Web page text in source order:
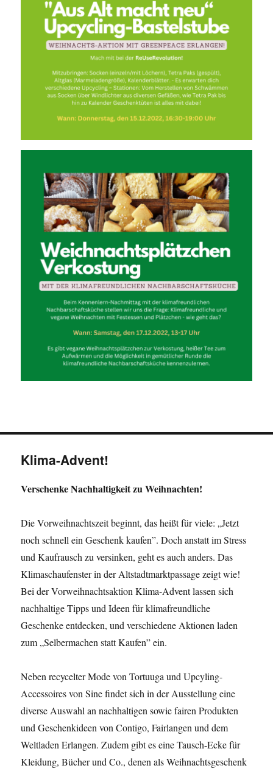
Klima-Advent!
Verschenke Nachhaltigkeit zu Weihnachten!
Die Vorweihnachtszeit beginnt, das heißt für viele: „Jetzt
noch schnell ein Geschenk kaufen”. Doch anstatt im Stress
und Kaufrausch zu versinken, geht es auch anders. Das
Klimaschaufenster in der Altstadtmarktpassage zeigt wie!
Bei der Vorweihnachtsaktion Klima-Advent lassen sich
nachhaltige Tipps und Ideen für klimafreundliche
Geschenke entdecken, und verschiedene Aktionen laden
zum „Selbermachen statt Kaufen” ein.
Neben recycelter Mode von Tortuuga und Upcyling-
Accessoires von Sine findet sich in der Ausstellung eine
diverse Auswahl an nachhaltigen sowie fairen Produkten
und Geschenkideen von Contigo, Fairlangen und dem
Weltladen Erlangen. Zudem gibt es eine Tausch-Ecke für
Kleidung, Bücher und Co., denen als Weihnachtsgeschenk